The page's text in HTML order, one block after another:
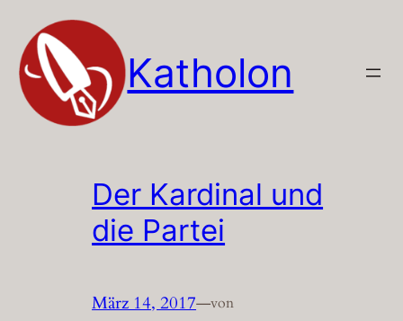
Inhalt
springen
Katholon
Der Kardinal und
die Partei
März 14, 2017—von